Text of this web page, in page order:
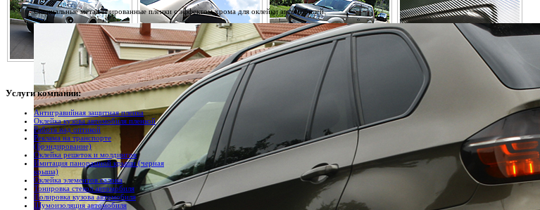
Специальные металлизированные пленки с эффектом хрома для оклейки автомобилей.
Услугикомпании:
Антигравийная защитная пленка
Оклейка кузова автомобиля пленкой
Работа над оптикой
Реклама на транспорте
(Брэндирование)
Оклейка решеток и молдингов
Имитация панорамной крыши (черная
крыша)
Оклейка элементов салона
Тонировка стекол автомобиля
Полировка кузова автомобиля
Шумоизоляция автомобиля